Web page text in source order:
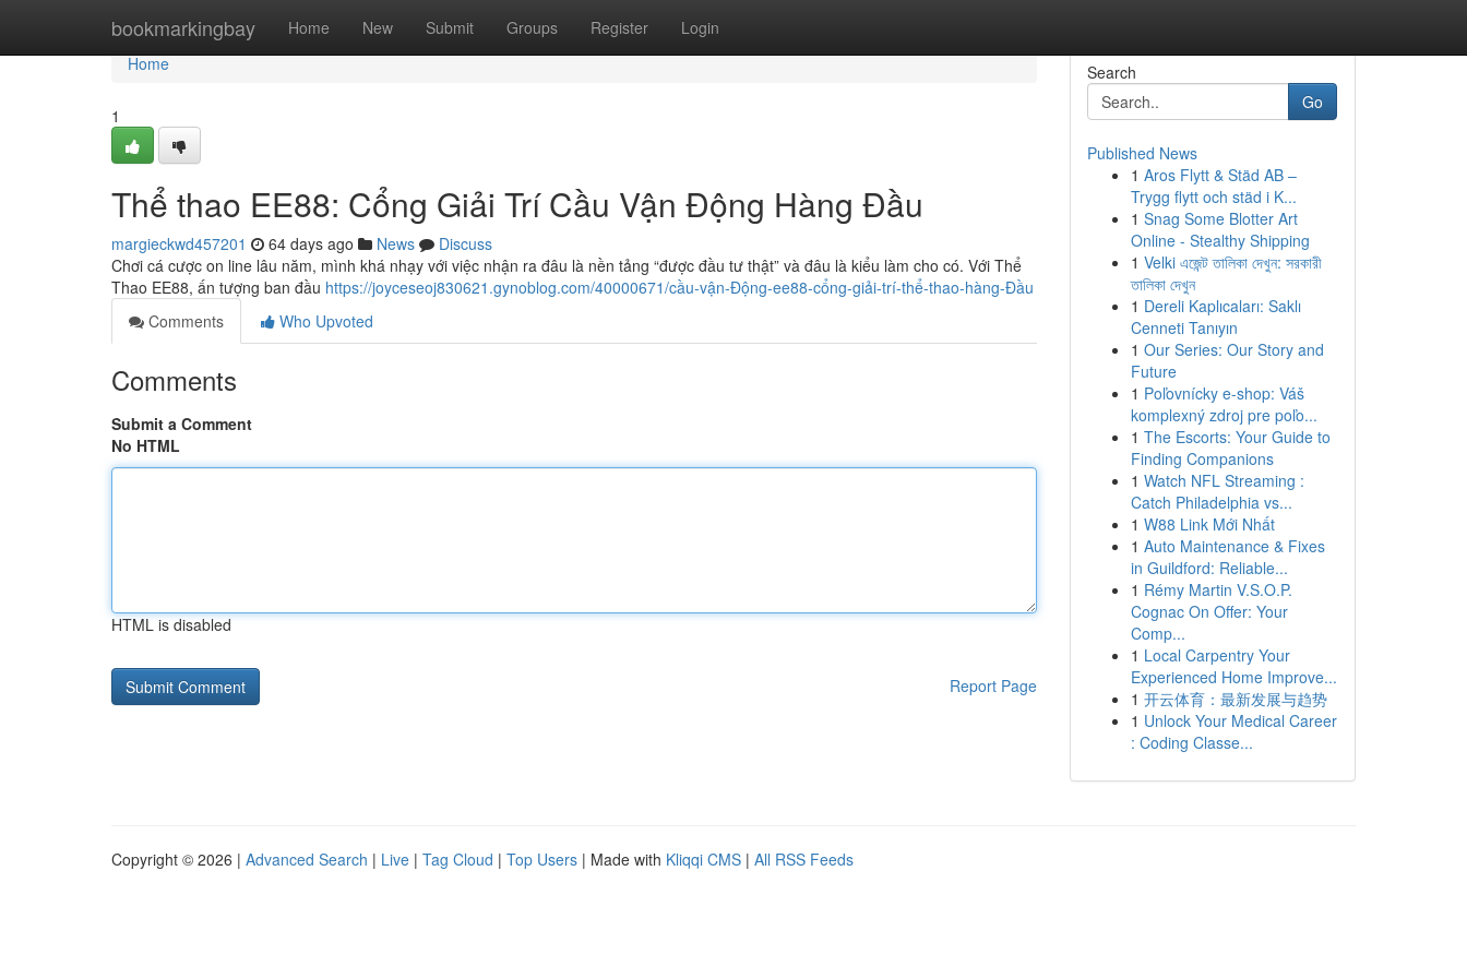
bookmarkingbay Home New Submit Groups Register Login
Home
Home
1
Thể thao EE88: Cổng Giải Trí Cầu Vận Động Hàng Đầu
margieckwd457201 64 days ago News
Discuss
Chơi cá cược on line lâu năm, mình khá nhạy với việc nhận ra đâu là nền tảng “được đầu tư thật” và đâu là kiểu làm cho có. Với Thể
Thao EE88, ấn tượng ban đầu https://joyceseoj830621.gynoblog.com/40000671/cầu-vận-Động-ee88-cổng-giải-trí-thể-thao-hàng-Đầu
Comments
Who Upvoted
Comments
Submit a Comment
No HTML
HTML is disabled
Report Page
Search
Go
Published News
1 Aros Flytt & Städ AB –
Trygg flytt och städ i K...
1 Snag Some Blotter Art
Online - Stealthy Shipping
1 Velki এজেন্ট তালিকা দেখুন: সরকারী
তালিকা দেখুন
1 Dereli Kaplıcaları: Saklı
Cenneti Tanıyın
1 Our Series: Our Story and
Future
1 Poľovnícky e-shop: Váš
komplexný zdroj pre poľo...
1 The Escorts: Your Guide to
Finding Companions
1 Watch NFL Streaming :
Catch Philadelphia vs...
1 W88 Link Mới Nhất
1 Auto Maintenance & Fixes
in Guildford: Reliable...
1 Rémy Martin V.S.O.P.
Cognac On Offer: Your
Comp...
1 Local Carpentry Your
Experienced Home Improve...
1 开云体育：最新发展与趋势
1 Unlock Your Medical Career
: Coding Classe...
Copyright © 2026 | Advanced Search | Live | Tag Cloud | Top Users | Made with Kliqqi CMS | All RSS Feeds